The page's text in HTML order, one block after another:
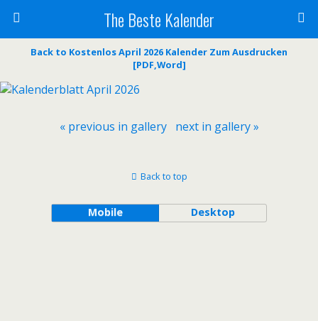
The Beste Kalender
Back to Kostenlos April 2026 Kalender Zum Ausdrucken
[PDF,Word]
« previous in gallery next in gallery »
Back to top
Mobile Desktop